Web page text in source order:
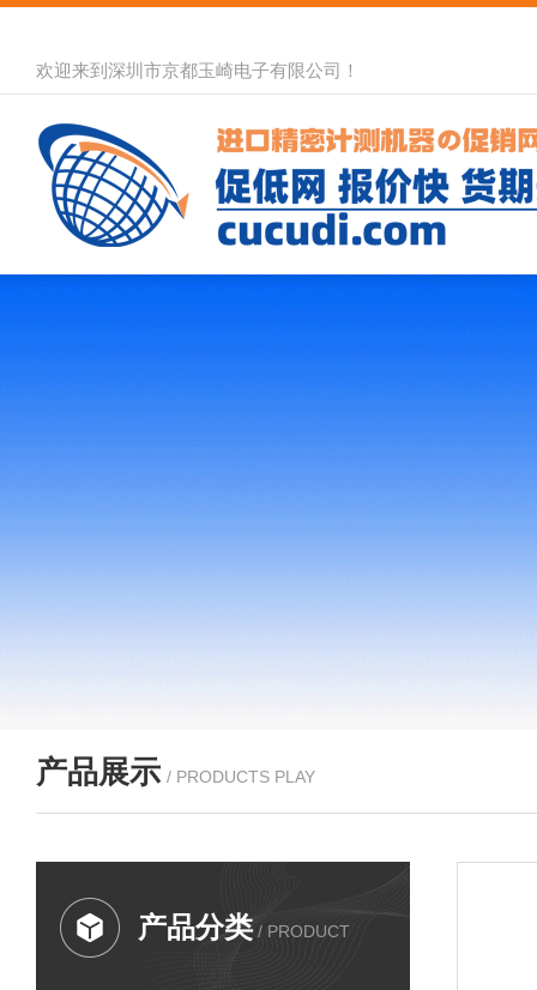
欢迎来到深圳市京都玉崎电子有限公司！
产品展示 / PRODUCTS PLAY
产品分类 / PRODUCT